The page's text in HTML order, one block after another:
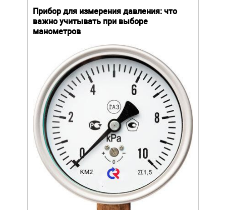
Прибор для измерения давления: что
важно учитывать при выборе
манометров